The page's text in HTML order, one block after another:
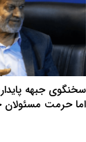
سخنگوی جبهه
اما حرمت